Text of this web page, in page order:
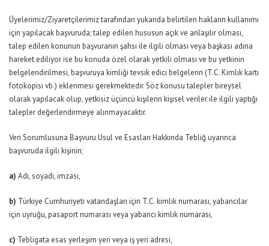
Üyelerimiz/Ziyaretçilerimiz tarafından yukarıda belirtilen hakların kullanımı
için yapılacak başvuruda; talep edilen hususun açık ve anlaşılır olması,
talep edilen konunun başvuranın şahsı ile ilgili olması veya başkası adına
hareket ediliyor ise bu konuda özel olarak yetkili olması ve bu yetkinin
belgelendirilmesi, başvuruya kimliği tevsik edici belgelerin (T.C. Kimlik kartı
fotokopisi vb.) eklenmesi gerekmektedir. Söz konusu talepler bireysel
olarak yapılacak olup, yetkisiz üçüncü kişilerin kişisel veriler ile ilgili yaptığı
talepler değerlendirmeye alınmayacaktır.
Veri Sorumlusuna Başvuru Usul ve Esasları Hakkında Tebliğ uyarınca
başvuruda ilgili kişinin;
a) Adı, soyadı, imzası,
b) Türkiye Cumhuriyeti vatandaşları için T.C. kimlik numarası, yabancılar
için uyruğu, pasaport numarası veya yabancı kimlik numarası,
c) Tebligata esas yerleşim yeri veya iş yeri adresi,